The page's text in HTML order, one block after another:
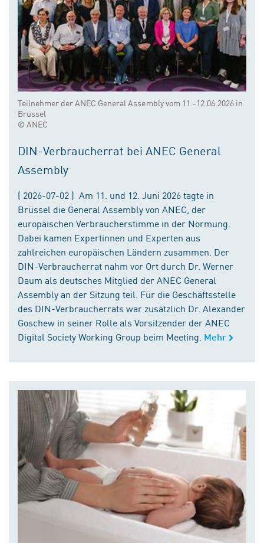
Teilnehmer der ANEC General Assembly vom 11.-12.06.2026 in
Brüssel
© ANEC
DIN-Verbraucherrat bei ANEC General
Assembly
( 2026-07-02 ) Am 11. und 12. Juni 2026 tagte in
Brüssel die General Assembly von ANEC, der
europäischen Verbraucherstimme in der Normung.
Dabei kamen Expertinnen und Experten aus
zahlreichen europäischen Ländern zusammen. Der
DIN-Verbraucherrat nahm vor Ort durch Dr. Werner
Daum als deutsches Mitglied der ANEC General
Assembly an der Sitzung teil. Für die Geschäftsstelle
des DIN-Verbraucherrats war zusätzlich Dr. Alexander
Goschew in seiner Rolle als Vorsitzender der ANEC
Digital Society Working Group beim Meeting. Mehr